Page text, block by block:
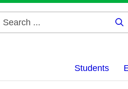
Students